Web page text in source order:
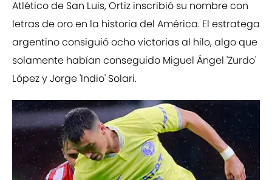
Atlético de San Luis, Ortiz inscribió su nombre con
letras de oro en la historia del América. El estratega
argentino consiguió ocho victorias al hilo, algo que
solamente habían conseguido Miguel Ángel 'Zurdo'
López y Jorge 'Indio' Solari.